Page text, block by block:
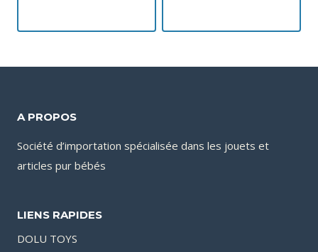
A PROPOS
Société d’importation spécialisée dans les jouets et
articles pur bébés
LIENS RAPIDES
DOLU TOYS